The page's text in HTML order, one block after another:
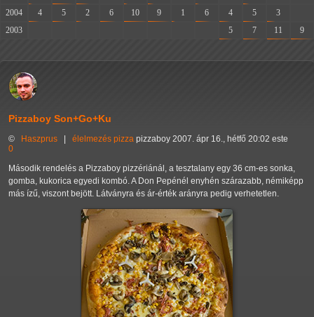
2004
4 5 2 6 10 9 1 6 4 5 3
2003
5 7 11 9
Pizzaboy Son+Go+Ku
© Haszprus élelmezés pizza pizzaboy 2007. ápr 16., hétfő 20:02 este
0
Második rendelés a Pizzaboy pizzériánál, a tesztalany egy 36 cm-es sonka,
gomba, kukorica egyedi kombó. A Don Pepénél enyhén szárazabb, némiképp
más ízű, viszont bejött. Látványra és ár-érték arányra pedig verhetetlen.